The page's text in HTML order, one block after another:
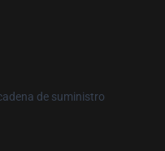
de suministro